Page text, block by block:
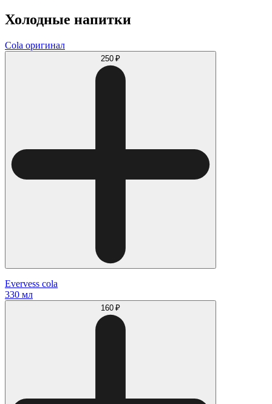
Холодные напитки
Cola оригинал
250 ₽
Evervess cola
330 мл
160 ₽